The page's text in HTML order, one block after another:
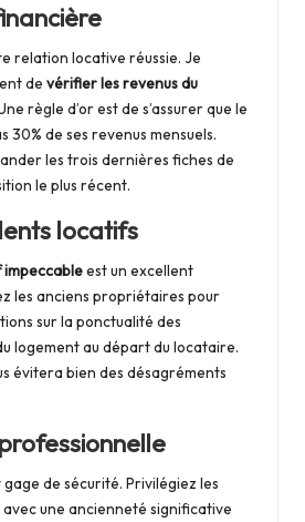
relation locative réussie. Je
de vérifier les revenus du
règle d’or est de s’assurer que le
30% de ses revenus mensuels.
les trois dernières fiches de
le plus récent.
locatifs
est un excellent
les anciens propriétaires pour
sur la ponctualité des
logement au départ du locataire.
évitera bien des désagréments
de sécurité. Privilégiez les
avec une ancienneté significative